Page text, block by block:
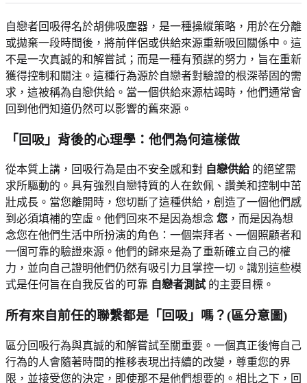
自戀者回吸得名於胡佛吸塵器，是一種操縱策略，用於在分離
或拋棄一段時間後，將前伴侶或供給來源重新吸回關係中。這
不是一次真誠的和解嘗試；而是一種有預謀的努力，旨在重新
獲得控制和關注。這種行為源於自戀者對驗證的根深蒂固的需
求，這被稱為自戀供給。當一個供給來源枯竭時，他們通常會
回到他們知道仍然可以影響的舊來源。
「回吸」背後的心理學：他們為何這樣做
從本質上講，回吸行為是由不安全感和對 自戀供給的絕望需
求所驅動的。具有強烈自戀特質的人在欽佩、讚美和控制中茁
壯成長。當您離開時，您切斷了這種供給，創造了一個他們感
到必須填補的空虛。他們回來不是因為想念 您 ，而是因為想
念您在他們生活中所扮演的角色：一個崇拜者、一個照顧者和
一個可靠的驗證來源。他們的歸來是為了重新確立自己的權
力，並向自己證明他們仍然有吸引力且掌控一切。識別這些模
式是任何旨在自我反省的可靠 自戀者測試 的主要目標。
所有來自前任的聯繫都是「回吸」嗎？(區分意圖)
區分回吸行為與真誠的和解嘗試至關重要。一個真正後悔自己
行為的人會隨著時間的推移表現出持續的改變，尊重您的界
限，並接受您的決定，即使那不是他們想要的。相比之下，回